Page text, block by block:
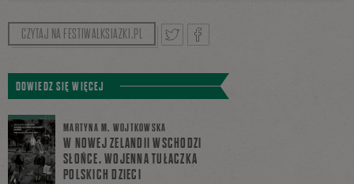
CZYTAJ NA FESTIWALKSIAZKI.PL
TweetnijPodziel
się
DOWIEDZ SIĘ WIĘCEJ
MARTYNA M. WOJTKOWSKA
W NOWEJ ZELANDII WSCHODZI
SŁOŃCE. WOJENNA TUŁACZKA
POLSKICH DZIECI